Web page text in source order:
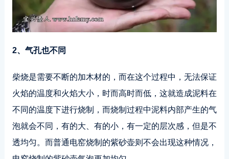
2、气孔也不同
柴烧是需要不断的加木材的，而在这个过程中，无法保证
火焰的温度和火焰大小，时而高时而低，这就造成泥料在
不同的温度下进行烧制，而烧制过程中泥料内部产生的气
泡就会不同，有的大、有的小，有一定的层次感，但是不
透均匀。而普通电窑烧制的紫砂壶则不会出现这种情况，